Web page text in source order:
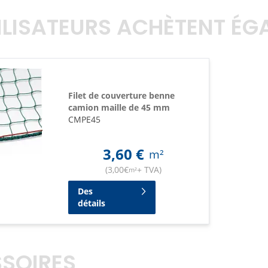
ACHÈTENT
Filet de couverture benne
camion maille de 45 mm
CMPE45
3,60 € m²
(3,00€m²+ TVA)
Des
détails